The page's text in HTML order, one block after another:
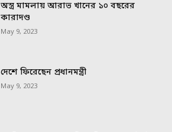
অস্ত্র মামলায় আরাভ খানের ১০ বছরের
কারাদণ্ড
May 9, 2023
দেশে ফিরেছেন প্রধানমন্ত্রী
May 9, 2023